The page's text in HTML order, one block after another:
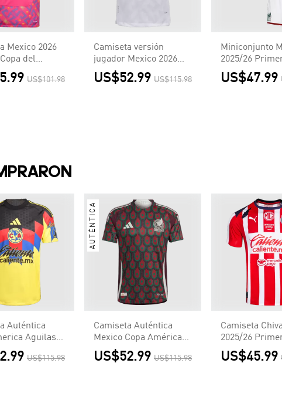
Mexico 2026
del
Hincha
US$101.98
Camiseta versión
jugador Mexico 2026
Segunda Equipación
Copa del Mundo -
US$52.99 US$115.98
Miniconjunto
2025/26
Equipación
US$47.99
Auténtica
Aguilas
- Versión
US$115.98
AUTÉNTICA
Camiseta Auténtica
Mexico Copa América
Primera Equipación
Local Hombre - Versión
US$52.99 US$115.98
Camiseta
2025/26
Equipación
Versión Hincha
US$45.99